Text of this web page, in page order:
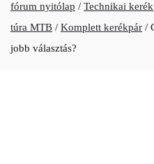
fórum nyitólap / Technikai
túra MTB / Komplett kerékpár /
jobb választás?